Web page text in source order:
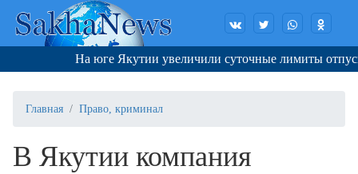
На юге Якутии увеличили суточные лимиты отпуска
Главная Право, криминал
В Якутии компания